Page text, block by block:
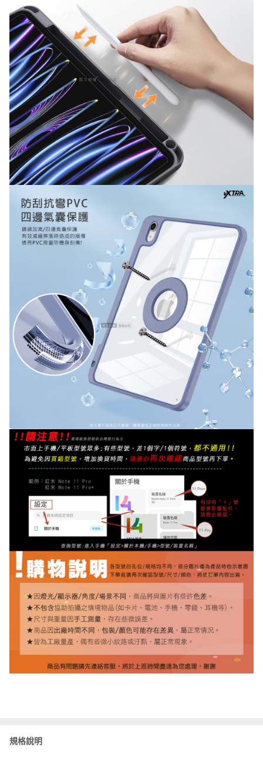
規格說明